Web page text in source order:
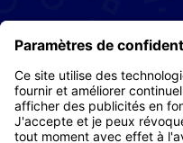
Abonnez-
Prénom(Nécessaire)
E-